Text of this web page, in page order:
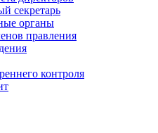
секретарь
органы
правления
контроля